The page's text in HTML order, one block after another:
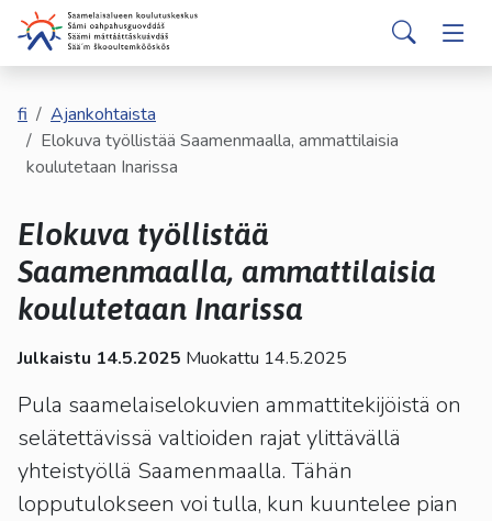
Siirry pääsisältöönenglish
Valitse
oleva
tulos
ylös-
alasnuolilla.
Siirry
valittuun
hakutulokseen
enteriä.
käyttäjät
voivat
käyttää
kosketus-
Hakijalle
Opiskelijalle
Kumppaneille
Palvelut
Tutustu meihin
fi
Ajankohtaista
Elokuva työllistää Saamenmaalla, ammattilaisia
koulutetaan Inarissa
Elokuva työllistää
Saamenmaalla, ammattilaisia
koulutetaan Inarissa
Julkaistu 14.5.2025 Muokattu 14.5.2025
Pula saamelaiselokuvien ammattitekijöistä on
selätettävissä valtioiden rajat ylittävällä
yhteistyöllä Saamenmaalla. Tähän
lopputulokseen voi tulla, kun kuuntelee pian